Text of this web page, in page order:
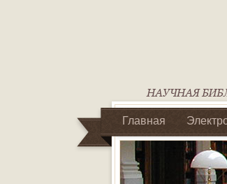
Главная
Библиотеки